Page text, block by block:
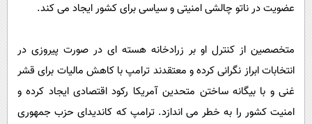
عضویت در ناتو چالشی امنیتی و سیاسی برای کشور ایجاد می کند.
متخصصین از کنترل او بر زرادخانه هسته ای در صورت پیروزی در
انتخابات ابراز نگرانی کرده و معتقدند ترامپ با کاهش مالیات برای قشر
غنی و با بیگانه ساختن متحدین آمریکا رکود اقتصادی ایجاد کرده و
امنیت کشور را به خطر می اندازد. ترامپ که کاندیدای حزب جمهوری